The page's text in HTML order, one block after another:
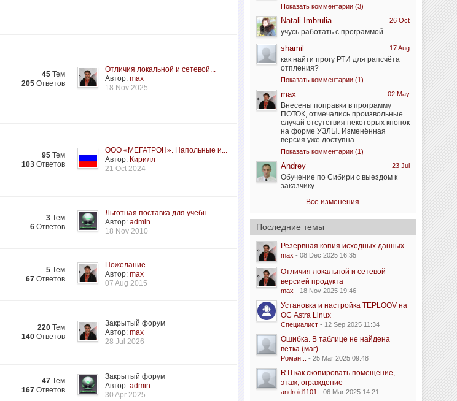
45 Тем
205 Ответов
Отличия локальной и сетевой...
Автор:max
18 Nov 2025
95 Тем
103 Ответов
ООО «МЕГАТРОН». Напольные и...
Автор: Кирилл
21 Oct 2024
3 Тем
6 Ответов
Льготная поставка для учебн...
Автор:admin
18 Nov 2010
5 Тем
67 Ответов
Пожелание
Автор:max
07 Aug 2015
220 Тем
140 Ответов
Закрытый форум
Автор:max
28 Jul 2026
47 Тем
167 Ответов
Закрытый форум
Автор:admin
30 Apr 2025
Показать комментарии (3)
26 Oct
Natali Imbrulia
учусь работать с программой
17 Aug
shamil
как найти прогу РТИ для рапсчёта
отпления?
Показать комментарии (1)
02 May
max
Внесены поправки в программу
ПОТОК, отмечались произвольные
случай отсутствия некоторых кнопок
на форме УЗЛЫ. Изменённая
версия уже доступна
Показать комментарии (1)
23 Jul
Andrey
Обучение по Сибири с выездом к
заказчику
Все изменения
Последние темы
Резервная копия исходных данных
max - 08 Dec 2025 16:35
Отличия локальной и сетевой
версией продукта
max - 18 Nov 2025 19:46
Установка и настройка TEPLOOV на
ОС Astra Linux
Специалист- 12 Sep 2025 11:34
Ошибка. В таблице не найдена
ветка (маг)
Роман... - 25 Mar 2025 09:48
RTI как скопировать помещение,
этаж, ограждение
android1101 - 06 Mar 2025 14:21